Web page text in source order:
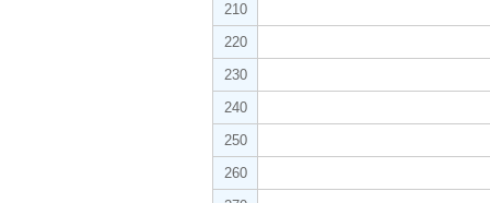
210
220
230
240
250
260